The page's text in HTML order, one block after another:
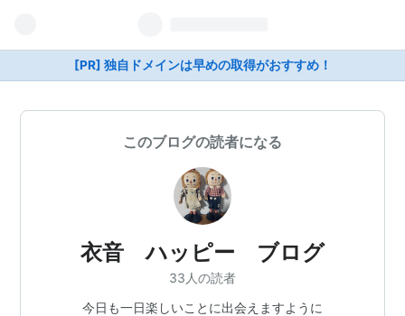
[PR] 独自ドメインは早めの取得がおすすめ！
このブログの読者になる
衣音 ハッピー ブログ
33人の読者
今日も一日楽しいことに出会えますように